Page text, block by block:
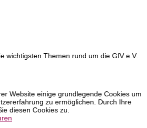
wichtigsten Themen rund um die GfV e.V.
Website einige grundlegende Cookies um
zu ermöglichen. Durch Ihre
diesen Cookies zu.